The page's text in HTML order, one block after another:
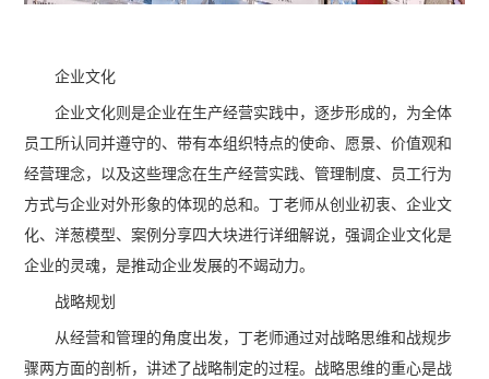
企业文化
企业文化则是企业在生产经营实践中，逐步形成的，为全体
员工所认同并遵守的、带有本组织特点的使命、愿景、价值观和
经营理念，以及这些理念在生产经营实践、管理制度、员工行为
方式与企业对外形象的体现的总和。丁老师从创业初衷、企业文
化、洋葱模型、案例分享四大块进行详细解说，强调企业文化是
企业的灵魂，是推动企业发展的不竭动力。
战略规划
从经营和管理的角度出发，丁老师通过对战略思维和战规步
骤两方面的剖析，讲述了战略制定的过程。战略思维的重心是战